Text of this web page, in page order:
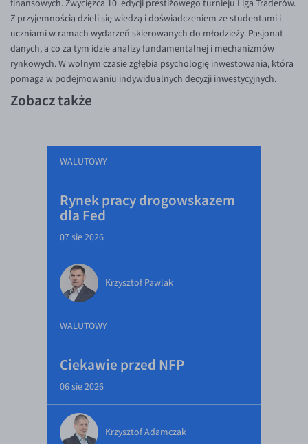
finansowych. Zwycięzca 10. edycji prestiżowego turnieju Liga Traderów.
Z przyjemnością dzieli się wiedzą i doświadczeniem ze studentami i
uczniami w ramach wydarzeń skierowanych do młodzieży. Pasjonat
danych, a co za tym idzie analizy fundamentalnej i mechanizmów
rynkowych. W wolnym czasie zgłębia psychologię inwestowania, która
pomaga w podejmowaniu indywidualnych decyzji inwestycyjnych.
Zobacz także
WALUTOWY
Rynek pracy drogowskazem
dla Fed
07 sie 2026
Krzysztof Pawlak
WALUTOWY
Ciekawie przed NFP
06 sie 2026
Krzysztof Adamczak